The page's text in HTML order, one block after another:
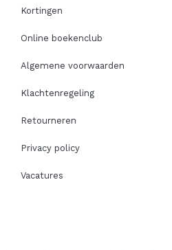
Kortingen
Online boekenclub
Algemene voorwaarden
Klachtenregeling
Retourneren
Privacy policy
Vacatures